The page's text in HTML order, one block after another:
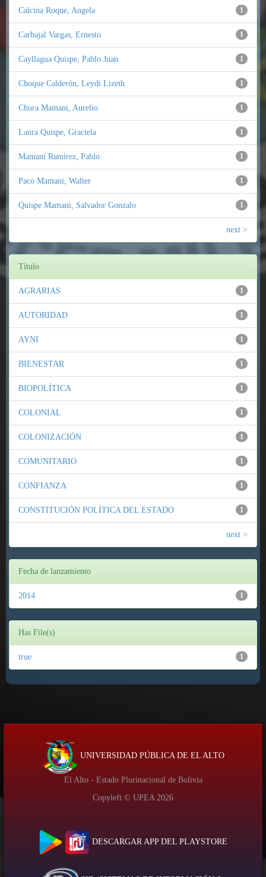
1
Calcina Roque, Angela
1
Carbajal Vargas, Ernesto
1
Cayllagua Quispe, Pablo Juan
1
Choque Calderón, Leydi Lizeth
1
Chura Mamani, Aurelio
1
Laura Quispe, Graciela
1
Mamani Ramirez, Pablo
1
Paco Mamani, Walter
1
Quispe Mamani, Salvador Gonzalo
next >
Título
1
AGRARIAS
1
AUTORIDAD
1
AYNI
1
BIENESTAR
1
BIOPOLÍTICA
1
COLONIAL
1
COLONIZACIÓN
1
COMUNITARIO
1
CONFIANZA
1
CONSTITUCIÓN POLÍTICA DEL ESTADO
next >
Fecha de lanzamiento
1
2014
Has File(s)
1
true
UNIVERSIDAD PÚBLICA DE EL ALTO
El Alto - Estado Plurinacional de Bolivia
Copyleft © UPEA 2026
DESCARGAR APP DEL PLAYSTORE